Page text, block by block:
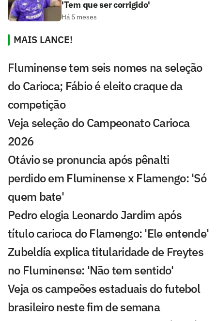
'Tem que ser corrigido'
Há 5 meses
MAIS LANCE!
Fluminense tem seis nomes na seleção
do Carioca; Fábio é eleito craque da
competição
Veja seleção do Campeonato Carioca
2026
Otávio se pronuncia após pênalti
perdido em Fluminense x Flamengo: 'Só
quem bate'
Pedro elogia Leonardo Jardim após
título carioca do Flamengo: 'Ele entende'
Zubeldía explica titularidade de Freytes
no Fluminense: 'Não tem sentido'
Veja os campeões estaduais do futebol
brasileiro neste fim de semana